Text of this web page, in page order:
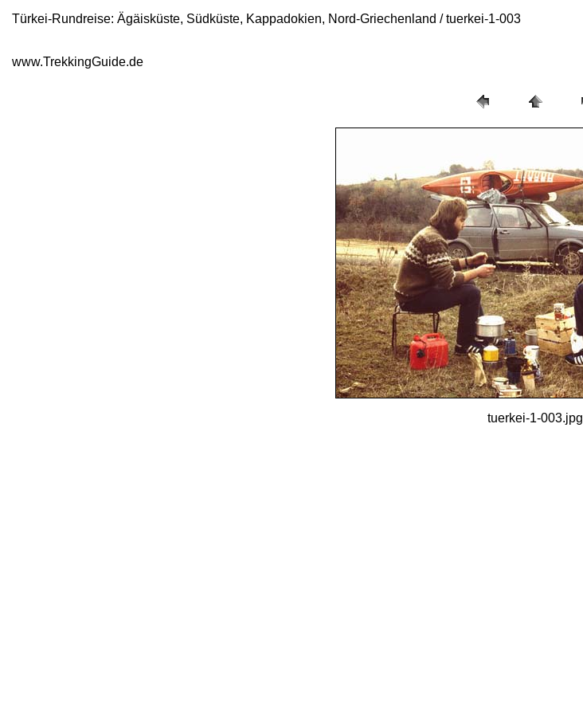
Türkei-Rundreise: Ägäisküste, Südküste, Kappadokien, Nord-Griechenland / tuerkei-1-003
www.TrekkingGuide.de
tuerkei-1-003.jpg